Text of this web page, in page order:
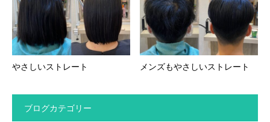
やさしいストレート メンズもやさしいストレート
ブログカテゴリー